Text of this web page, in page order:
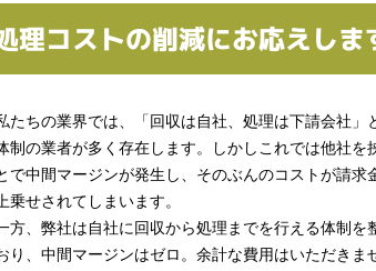
理コストの削減にお応えしま
たちの業界では、「回収は自社、処理は下請会社」
制の業者が多く存在します。しかしこれでは他社を
で中間マージンが発生し、そのぶんのコストが請求
上乗せされてしまいます。
方、弊社は自社に回収から処理までを行える体制を
り、中間マージンはゼロ。余計な費用はいただきま